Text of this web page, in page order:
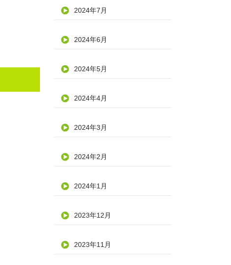
2024年7月
2024年6月
2024年5月
2024年4月
2024年3月
2024年2月
2024年1月
2023年12月
2023年11月